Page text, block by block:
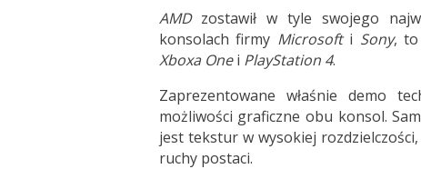
AMDzostawił w tyle swojego
konsolach firmy Microsofti Sony, to
Xboxa Onei PlayStation 4.
Zaprezentowane właśnie demo
możliwości graficzne obu konsol.
jest tekstur w wysokiej
ruchy postaci.